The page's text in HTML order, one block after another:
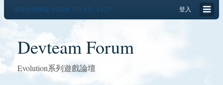
登入
現在的時間是 2026年 8月 9日, 14:27
Devteam Forum
Evolution系列遊戲論壇